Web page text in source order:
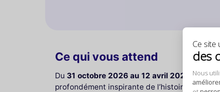
Ce site
des
Nous
Ce qui vous attend
Du 31 octobre 2026 au 12 avril 2027 , le
profondément inspirante de l’histoire de